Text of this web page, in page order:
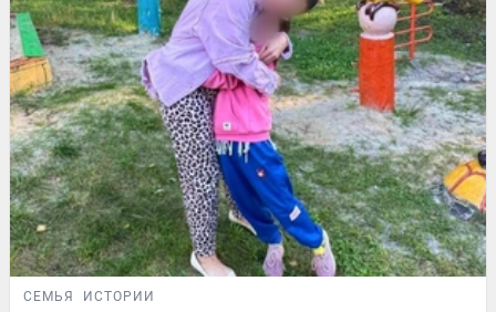
СЕМЬЯ ИСТОРИИ